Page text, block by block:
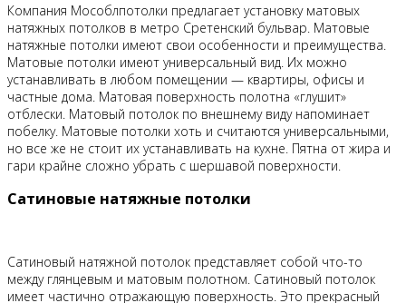
Компания Мособлпотолки предлагает установку матовых
натяжных потолков в метро Сретенский бульвар. Матовые
натяжные потолки имеют свои особенности и преимущества.
Матовые потолки имеют универсальный вид. Их можно
устанавливать в любом помещении — квартиры, офисы и
частные дома. Матовая поверхность полотна «глушит»
отблески. Матовый потолок по внешнему виду напоминает
побелку. Матовые потолки хоть и считаются универсальными,
но все же не стоит их устанавливать на кухне. Пятна от жира и
гари крайне сложно убрать с шершавой поверхности.
Сатиновые натяжные потолки
Сатиновый натяжной потолок представляет собой что-то
между глянцевым и матовым полотном. Сатиновый потолок
имеет частично отражающую поверхность. Это прекрасный